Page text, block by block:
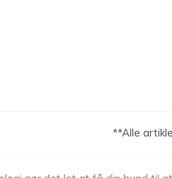
**Alle